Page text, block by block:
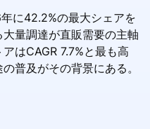
に42.2%の最大シェアを
量調達が直販需要の主軸
はCAGR 7.7%と最も高
普及がその背景にある。